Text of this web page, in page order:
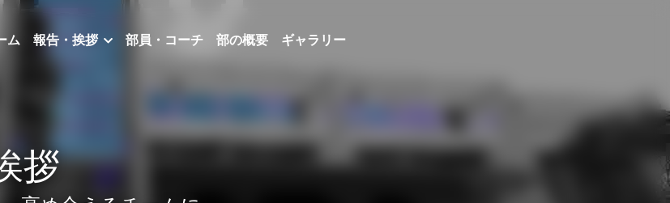
告・挨拶 部員・コーチ 部の概要 ギャラリー